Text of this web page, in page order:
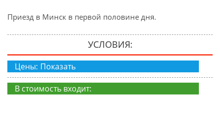
Приезд в Минск в первой половине дня.
УСЛОВИЯ:
Цены: Показать
В стоимость входит: